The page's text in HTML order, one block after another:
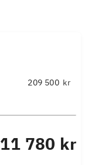
kr
11 780 kr